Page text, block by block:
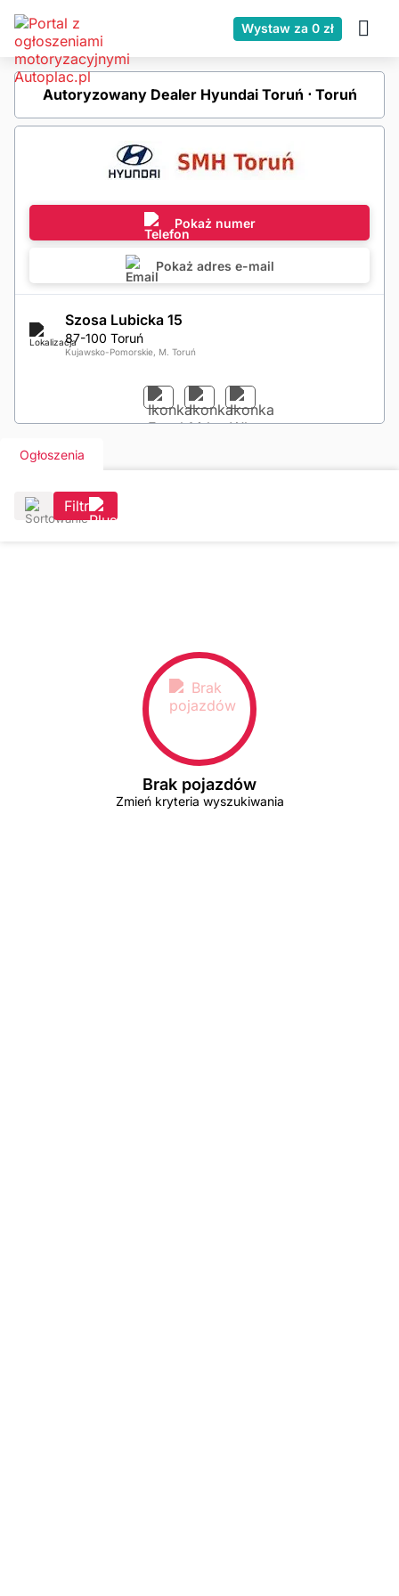
Wystaw za 0 zł
Autoryzowany Dealer Hyundai Toruń ⋅ Toruń
Pokaż numer
Pokaż adres e-mail
Szosa Lubicka 15
87-100 Toruń
Kujawsko-Pomorskie, M. Toruń
Ogłoszenia
Filtr
Brak pojazdów
Zmień kryteria wyszukiwania